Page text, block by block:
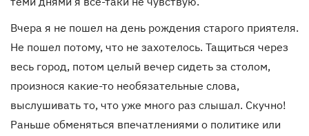
Вчера я не пошел на день рождения старого приятеля.
Не пошел потому, что не захотелось. Тащиться через
весь город, потом целый вечер сидеть за столом,
произнося какие-то необязательные слова,
выслушивать то, что уже много раз слышал. Скучно!
Раньше обменяться впечатлениями о политике или